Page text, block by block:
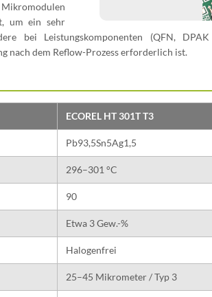
um ein sehr
bei Leistungskomponenten (QFN,
nach dem Reflow-Prozess erforderlich ist.
ECOREL HT 301T T3
Pb93,5Sn5Ag1,5
296–301 °C
90
Etwa 3 Gew.-%
Halogenfrei
25–45 Mikrometer / Typ 3